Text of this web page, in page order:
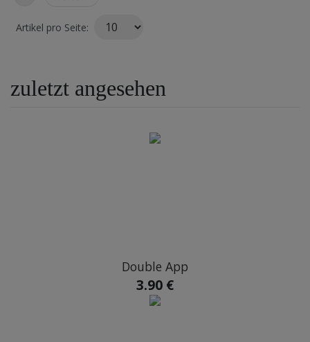
SKYNET
TRADI SHISHA
Artikel pro Seite:
zuletzt angesehen
Double App
3.90 €